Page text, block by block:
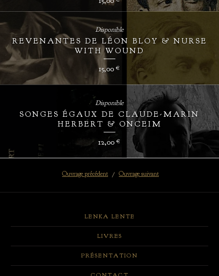
REVENANTES DE LÉON BLOY & NURSE
WITH WOUND
15,00 €
Disponible
SONGES ÉGAUX DE CLAUDE-MARIN
HERBERT & ONCEIM
12,00 €
Disponible
Ouvrage précédent Ouvrage suivant
LENKA LENTE
LIVRES
PRÉSENTATION